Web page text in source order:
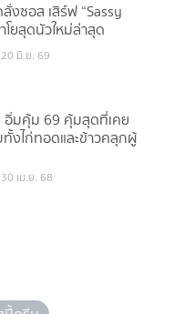
ลั่งซอส เสิร์ฟ “Sassy
ยสุดนัวใหม่ล่าสุด
20 มิ.ย. 69
อิ่มคุ้ม 69 คุ้มสุดที่เคย
งไก่ทอดและข้าวคลุกผู้
30 เม.ย. 68